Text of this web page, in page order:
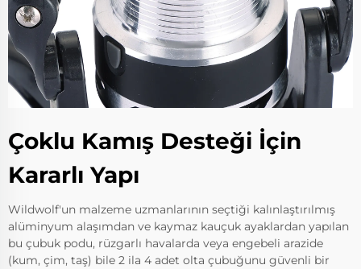
Çoklu Kamış Desteği İçin
Kararlı Yapı
Wildwolf'un malzeme uzmanlarının seçtiği kalınlaştırılmış
alüminyum alaşımdan ve kaymaz kauçuk ayaklardan yapılan
bu çubuk podu, rüzgarlı havalarda veya engebeli arazide
(kum, çim, taş) bile 2 ila 4 adet olta çubuğunu güvenli bir